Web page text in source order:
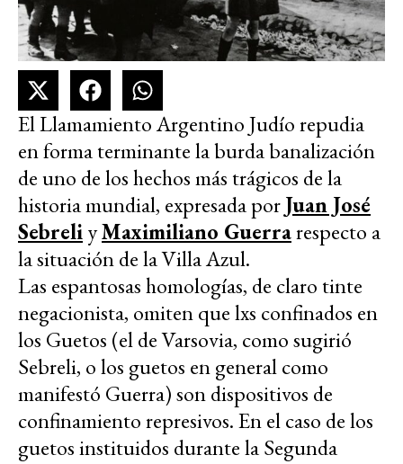
El Llamamiento Argentino Judío repudia
en forma terminante la burda banalización
de uno de los hechos más trágicos de la
historia mundial, expresada porJuan José
SebreliyMaximiliano Guerrarespecto a
la situación de la Villa Azul.
Las espantosas homologías, de claro tinte
negacionista, omiten que lxs confinados en
los Guetos (el de Varsovia, como sugirió
Sebreli, o los guetos en general como
manifestó Guerra) son dispositivos de
confinamiento represivos. En el caso de los
guetos instituidos durante la Segunda